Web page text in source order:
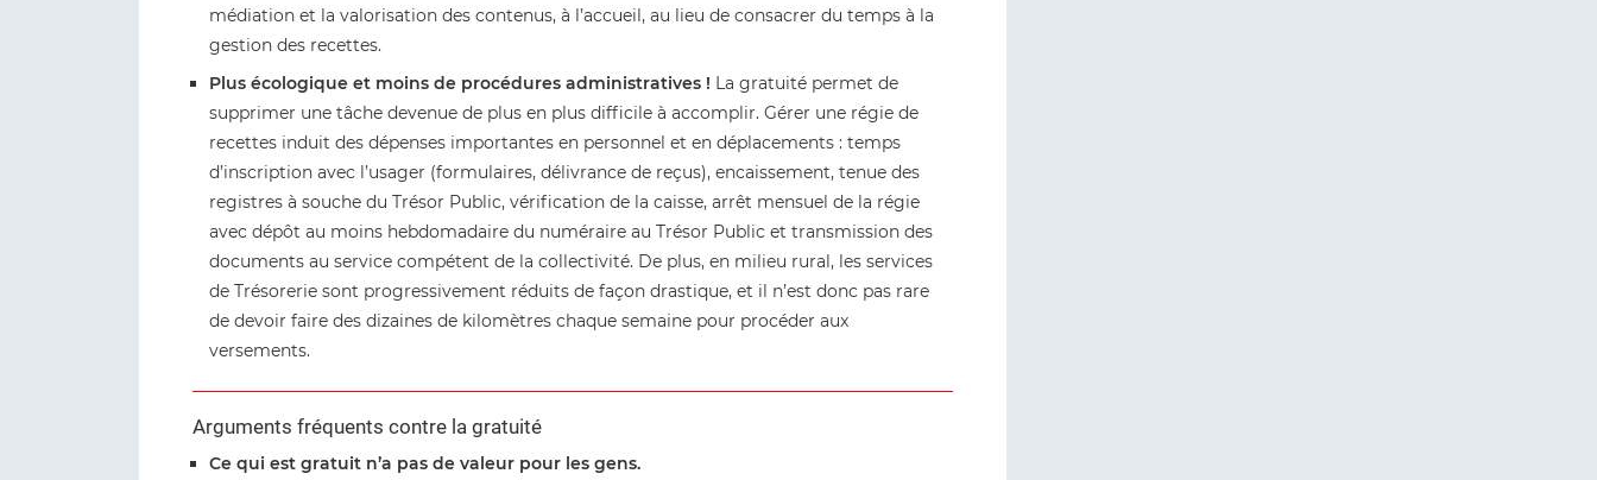
médiation et la valorisation des contenus, à l’accueil, au lieu de consacrer du temps à la
gestion des recettes.
Plus écologique et moins de procédures administratives ! La gratuité permet de
supprimer une tâche devenue de plus en plus difficile à accomplir. Gérer une régie de
recettes induit des dépenses importantes en personnel et en déplacements : temps
d’inscription avec l’usager (formulaires, délivrance de reçus), encaissement, tenue des
registres à souche du Trésor Public, vérification de la caisse, arrêt mensuel de la régie
avec dépôt au moins hebdomadaire du numéraire au Trésor Public et transmission des
documents au service compétent de la collectivité. De plus, en milieu rural, les services
de Trésorerie sont progressivement réduits de façon drastique, et il n’est donc pas rare
de devoir faire des dizaines de kilomètres chaque semaine pour procéder aux
versements.
Arguments fréquents contre la gratuité
Ce qui est gratuit n’a pas de valeur pour les gens.